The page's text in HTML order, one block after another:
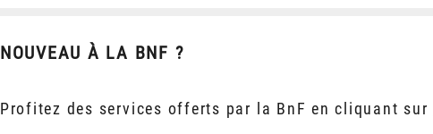
NOUVEAU À LA BNF ?
Profitez des services offerts par la BnF en cliquant sur